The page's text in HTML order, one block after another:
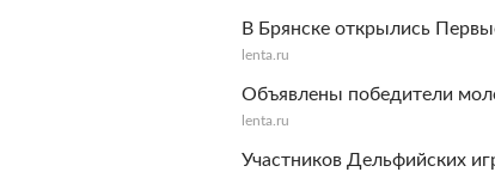
В Брянске открылись
lenta.ru
Объявлены победители
lenta.ru
Участников Дельфийских